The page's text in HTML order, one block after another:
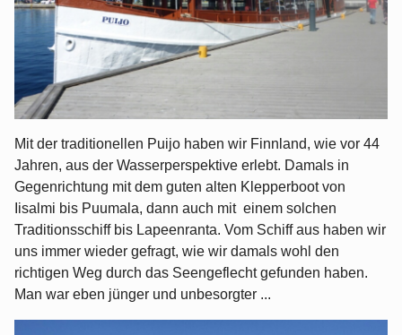
Mit der traditionellen Puijo haben wir Finnland, wie vor 44
Jahren, aus der Wasserperspektive erlebt. Damals in
Gegenrichtung mit dem guten alten Klepperboot von
Iisalmi bis Puumala, dann auch mit einem solchen
Traditionsschiff bis Lapeenranta. Vom Schiff aus haben wir
uns immer wieder gefragt, wie wir damals wohl den
richtigen Weg durch das Seengeflecht gefunden haben.
Man war eben jünger und unbesorgter ...